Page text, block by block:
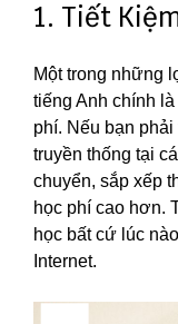
1. Tiết
Một trong những
tiếng Anh chính
phí. Nếu bạn
truyền thống tại
chuyển, sắp xếp
học phí cao hơn.
học bất cứ lúc
Internet.